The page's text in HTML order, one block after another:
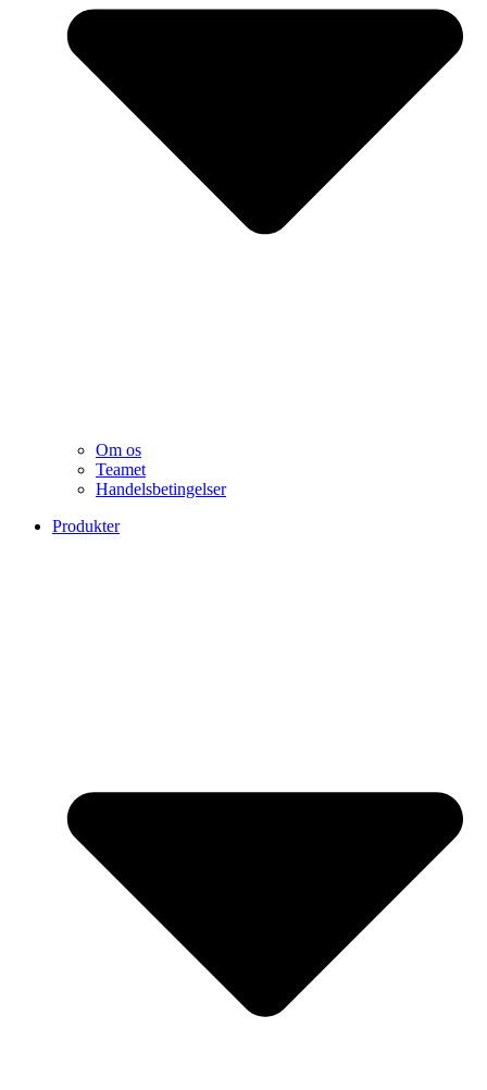
Om os
Teamet
Handelsbetingelser
Produkter